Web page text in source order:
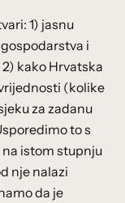
1) jasnu
i
kako Hrvatska
(kolike
za zadanu
to s
istom stupnju
nje nalazi
da je